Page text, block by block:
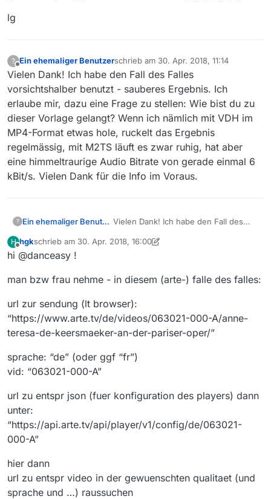
Arte-Witz: 2.05.2018, also einen Tag
nachdem die Verfügbarkeit in der
Mediathek abgelaufen ist. Falls also
MV nicht in der Zukunft sucht, ist
dieser Beitrag futsch, was schade
wäre, denn MV ist einfach besser als
die anderen Downloader. Gäbe es
allenfalls die Möglichkeit, den MV-
Crawler so anzupassen, dass
derartige Sender-Mätzchen einem
nicht den Tag versauen?
Sender:
MediathekView-Version:
lg
?
Offline
Ein ehemaliger Benutzerschrieb am 30. Apr. 2018, 11:14
zuletzt editiert von
Vielen Dank! Ich habe den Fall des Falles
vorsichtshalber benutzt - sauberes Ergebnis. Ich
erlaube mir, dazu eine Frage zu stellen: Wie bist du zu
dieser Vorlage gelangt? Wenn ich nämlich mit VDH im
MP4-Format etwas hole, ruckelt das Ergebnis
regelmässig, mit M2TS läuft es zwar ruhig, hat aber
eine himmeltraurige Audio Bitrate von gerade einmal 6
kBit/s. Vielen Dank für die Info im Voraus.
? Ein ehemaliger Benutzer Vielen Dank! Ich habe den Fall des
sauberes Ergebnis. Ich erlaube mir,
ich nämlich mit VDH im MP4-Format
regelmässig, mit M2TS läuft es zwar
ruhig, hat aber eine himmeltraurige
Audio Bitrate von gerade einmal 6
kBit/s. Vielen Dank für die Info im
H
Offline
hgkschrieb am 30. Apr. 2018, 16:00
zuletzt editiert von hgk
hi @danceasy !
man bzw frau nehme - in diesem (arte-) falle des falles:
url zur sendung (lt browser):
“https://www.arte.tv/de/videos/063021-000-A/anne-
teresa-de-keersmaeker-an-der-pariser-oper/”
sprache: “de” (oder ggf “fr”)
vid: “063021-000-A”
url zu entspr json (fuer konfiguration des players) dann
unter:
“https://api.arte.tv/api/player/v1/config/de/063021-
000-A”
hier dann
url zu entspr video in der gewuenschten qualitaet (und
sprache und …) raussuchen